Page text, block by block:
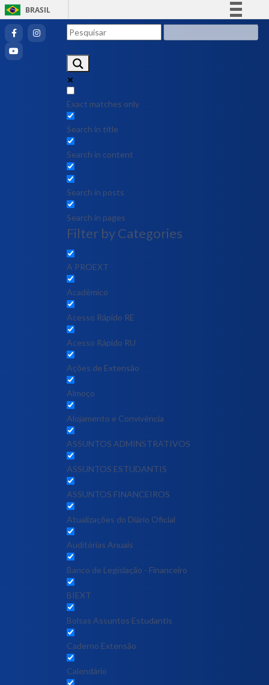
BRASIL
Exact matches only
Search in title
Search in content
Search in posts
Search in pages
Filter by Categories
A PROEXT
Acadêmico
Acesso Rápido RE
Acesso Rápido RU
Ações de Extensão
Almoço
Alojamento e Convivência
ASSUNTOS ADMINSTRATIVOS
ASSUNTOS ESTUDANTIS
ASSUNTOS FINANCEIROS
Atualizações do Diário Oficial
Auditórias Anuais
Banco de Legislação - Financeiro
BIEXT
Bolsas Assuntos Estudantis
Caderno Extensão
Calendário